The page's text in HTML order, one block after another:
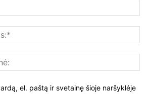
el. paštą ir svetainę šioje naršyklėje